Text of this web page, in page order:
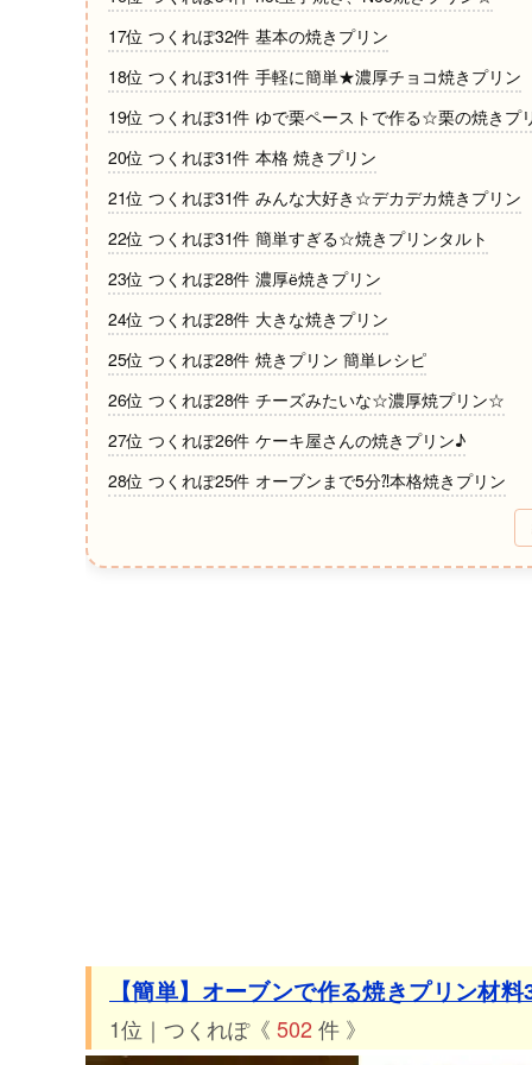
17位 つくれぽ32件 基本の焼きプリン
18位 つくれぽ31件 手軽に簡単★濃厚チョコ焼きプリン
19位 つくれぽ31件 ゆで栗ペーストで作る☆栗の焼きプ
20位 つくれぽ31件 本格 焼きプリン
21位 つくれぽ31件 みんな大好き☆デカデカ焼きプリン
22位 つくれぽ31件 簡単すぎる☆焼きプリンタルト
23位 つくれぽ28件 濃厚ё焼きプリン
24位 つくれぽ28件 大きな焼きプリン
25位 つくれぽ28件 焼きプリン 簡単レシピ
26位 つくれぽ28件 チーズみたいな☆濃厚焼プリン☆
27位 つくれぽ26件 ケーキ屋さんの焼きプリン♪
28位 つくれぽ25件 オーブンまで5分⁈本格焼きプリン
30位 つくれぽ21件 ブレンダーで簡単「かぼちゃ焼きプ
40位 つくれぽ11件 簡単！焼きプリン☆懐かしい固めの
【簡単】オーブンで作る焼きプリン材料
1位｜つくれぽ《 502 件 》